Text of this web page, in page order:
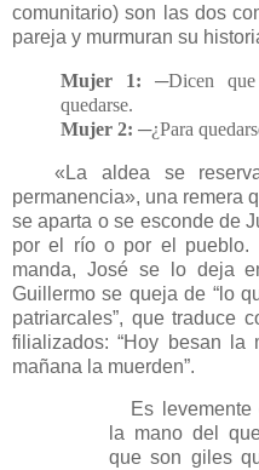
comunitario) son las dos
pareja y murmuran su
Mujer 1: ─Dicen
quedarse.
Mujer 2: ─¿Para
«La aldea se
permanencia», una remera
se aparta o se esconde de
por el río o por el pueblo.
manda, José se lo deja
Guillermo se queja de “lo
patriarcales”, que traduce
filializados: “Hoy besan
mañana la muerden”.
Es levemente
la mano del
que son giles